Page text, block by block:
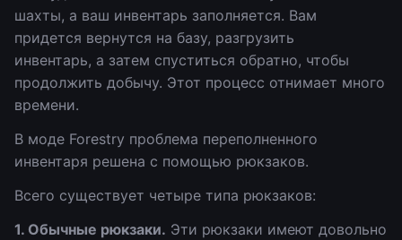
шахты, а ваш инвентарь заполняется. Вам
придется вернутся на базу, разгрузить
инвентарь, а затем спуститься обратно, чтобы
продолжить добычу. Этот процесс отнимает много
времени.
В моде Forestry проблема переполненного
инвентаря решена с помощью рюкзаков.
Всего существует четыре типа рюкзаков:
1. Обычные рюкзаки. Эти рюкзаки имеют довольно